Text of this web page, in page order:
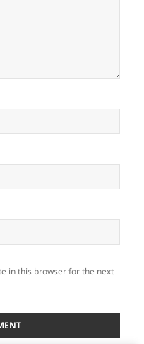
in this browser for the next